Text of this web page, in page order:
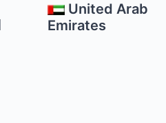
United Arab
Emirates